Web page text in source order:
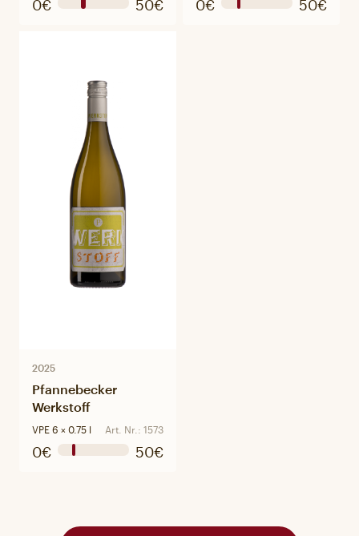
2025
Pfannebecker
Werkstoff
VPE 6 × 0.75 l
Art. Nr.: 1573
0€ 50€